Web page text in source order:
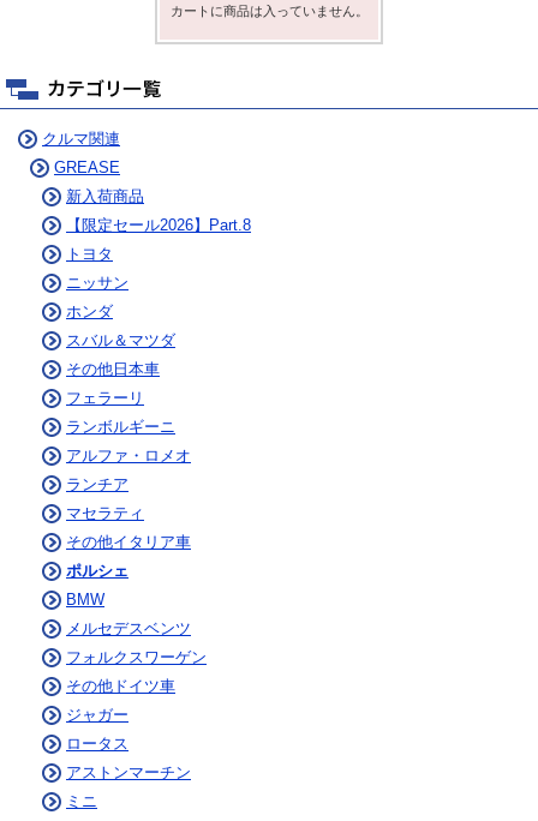
カートに商品は入っていません。
クルマ関連
GREASE
新入荷商品
【限定セール2026】Part.8
トヨタ
ニッサン
ホンダ
スバル＆マツダ
その他日本車
フェラーリ
ランボルギーニ
アルファ・ロメオ
ランチア
マセラティ
その他イタリア車
ポルシェ
BMW
メルセデスベンツ
フォルクスワーゲン
その他ドイツ車
ジャガー
ロータス
アストンマーチン
ミニ